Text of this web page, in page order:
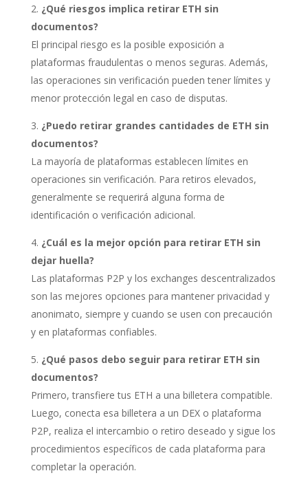
¿Qué riesgos implica retirar ETH sin
documentos?
El principal riesgo es la posible exposición a
plataformas fraudulentas o menos seguras. Además,
las operaciones sin verificación pueden tener límites y
menor protección legal en caso de disputas.
¿Puedo retirar grandes cantidades de ETH sin
documentos?
La mayoría de plataformas establecen límites en
operaciones sin verificación. Para retiros elevados,
generalmente se requerirá alguna forma de
identificación o verificación adicional.
¿Cuál es la mejor opción para retirar ETH sin
dejar huella?
Las plataformas P2P y los exchanges descentralizados
son las mejores opciones para mantener privacidad y
anonimato, siempre y cuando se usen con precaución
y en plataformas confiables.
¿Qué pasos debo seguir para retirar ETH sin
documentos?
Primero, transfiere tus ETH a una billetera compatible.
Luego, conecta esa billetera a un DEX o plataforma
P2P, realiza el intercambio o retiro deseado y sigue los
procedimientos específicos de cada plataforma para
completar la operación.